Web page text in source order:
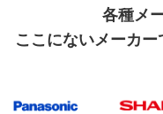
各種メ
ここにないメーカー